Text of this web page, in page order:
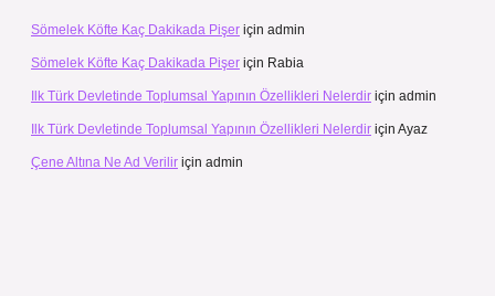
Sömelek Köfte Kaç Dakikada Pişer için admin
Sömelek Köfte Kaç Dakikada Pişer için Rabia
Ilk Türk Devletinde Toplumsal Yapının Özellikleri Nelerdir için admin
Ilk Türk Devletinde Toplumsal Yapının Özellikleri Nelerdir için Ayaz
Çene Altına Ne Ad Verilir için admin